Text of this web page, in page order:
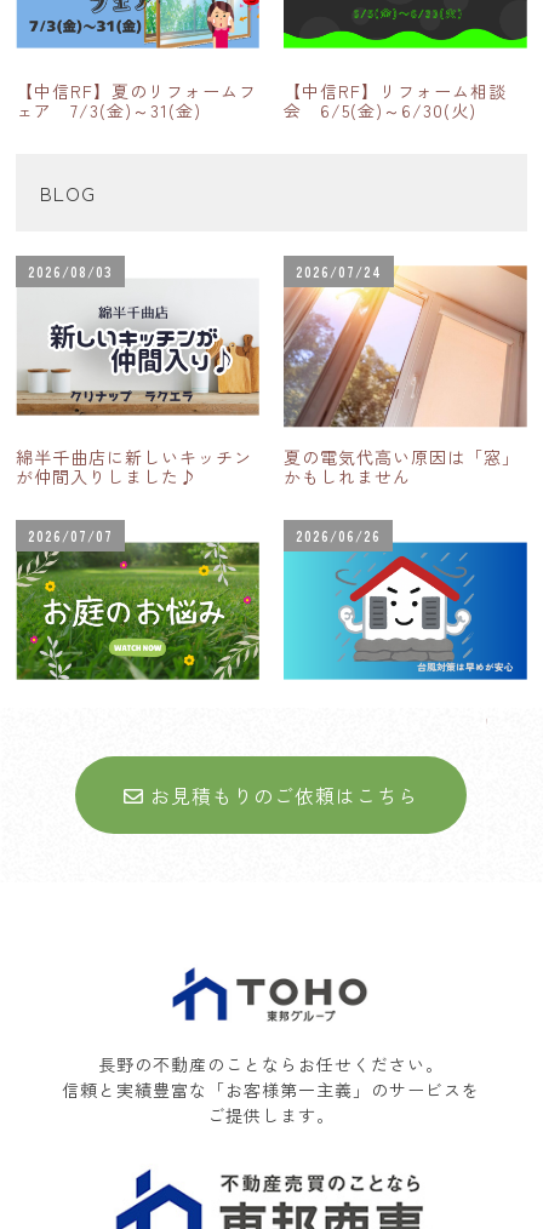
【中信RF】夏のリフォームフ
ェア 7/3(金)～31(金)
【中信RF】リフォーム相談
会 6/5(金)～6/30(火)
BLOG
2026/08/03
綿半千曲店に新しいキッチン
が仲間入りしました♪
2026/07/24
夏の電気代高い原因は「窓」
かもしれません
2026/07/07 2026/06/26
台風シーズン到来！住まいの
お見積もりのご依頼はこちら
長野の不動産のことならお任せください。
信頼と実績豊富な「お客様第一主義」のサービスを
ご提供します。